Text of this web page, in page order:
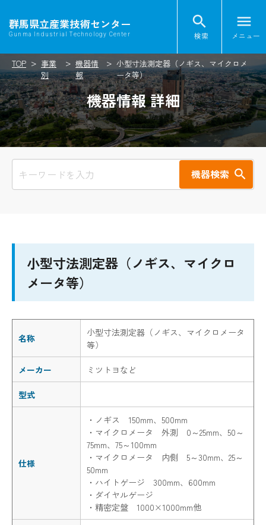
群馬県立産業技術センター
Gunma Industrial Technology Center
search
検索
menu
メニュー
TOP
事業
別
機器情
報
小型寸法測定器（ノギス、マイクロメ
ータ等）
機器情報 詳細
機器検索
小型寸法測定器（ノギス、マイクロ
メータ等）
名称
小型寸法測定器（ノギス、マイクロメータ
等）
メーカー ミツトヨなど
型式
仕様
・ノギス 150mm、500mm
・マイクロメータ 外測 0～25mm、50～
75mm、75～100mm
・マイクロメータ 内側 5～30mm、25～
50mm
・ハイトゲージ 300mm、600mm
・ダイヤルゲージ
・精密定盤 1000×1000mm他